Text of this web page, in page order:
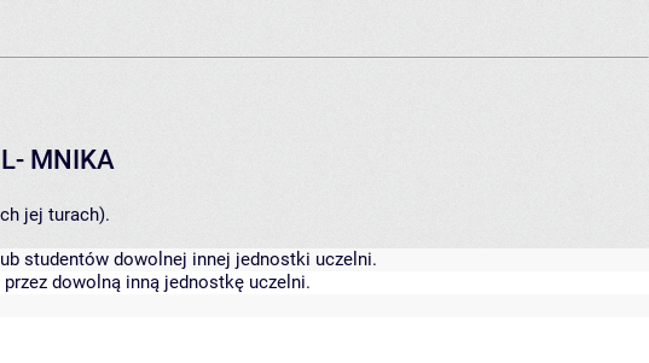
MNIKA
jej turach).
studentów dowolnej innej jednostki uczelni.
dowolną inną jednostkę uczelni.